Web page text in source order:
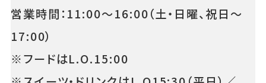
営業時間：11:00～16:00（土・日曜、祝日～
17:00）
※フードはL.O.15:00